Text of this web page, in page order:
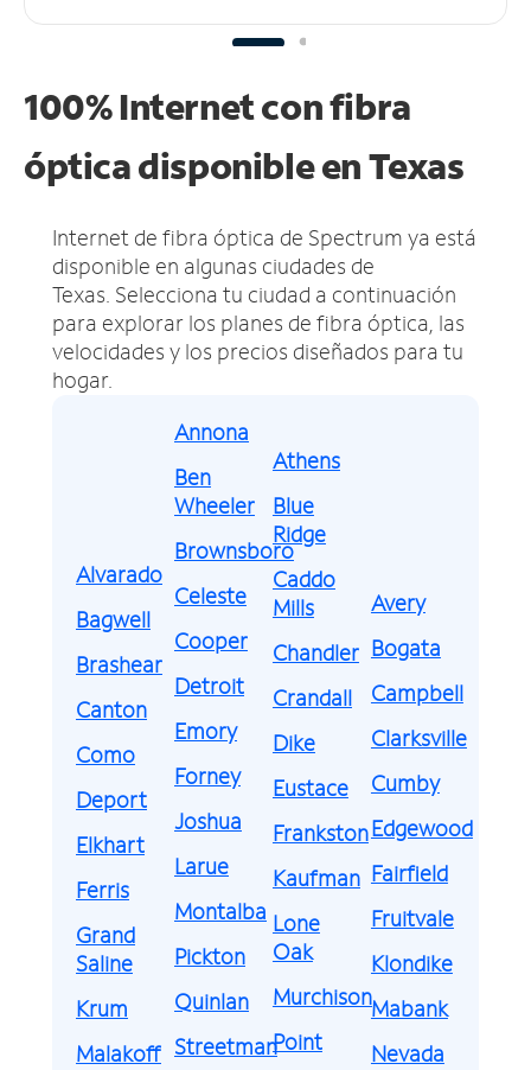
100% Internet con fibra
óptica disponible en Texas
Internet de fibra óptica de Spectrum ya está
disponible en algunas ciudades de
Texas. Selecciona tu ciudad a continuación
para explorar los planes de fibra óptica, las
velocidades y los precios diseñados para tu
hogar.
Alvarado
Bagwell
Brashear
Canton
Como
Deport
Elkhart
Ferris
Grand
Saline
Krum
Malakoff
Annona
Ben
Wheeler
Brownsboro
Celeste
Cooper
Detroit
Emory
Forney
Joshua
Larue
Montalba
Pickton
Quinlan
Streetman
Athens
Blue
Ridge
Caddo
Mills
Chandler
Crandall
Dike
Eustace
Frankston
Kaufman
Lone
Oak
Murchison
Point
Avery
Bogata
Campbell
Clarksville
Cumby
Edgewood
Fairfield
Fruitvale
Klondike
Mabank
Nevada